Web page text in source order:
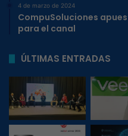
4 de marzo de 2024
CompuSoluciones
para el canal
ÚLTIMAS ENTRADAS